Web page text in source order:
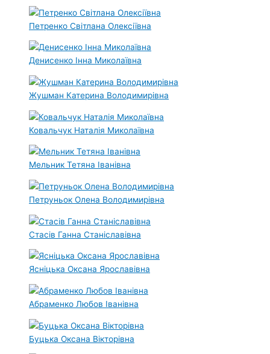
Петренко Світлана Олексіївна
Денисенко Інна Миколаївна
Жушман Катерина Володимирівна
Ковальчук Наталія Миколаївна
Мельник Тетяна Іванівна
Петруньок Олена Володимирівна
Стасів Ганна Станіславівна
Ясніцька Оксана Ярославівна
Абраменко Любов Іванівна
Буцька Оксана Вікторівна